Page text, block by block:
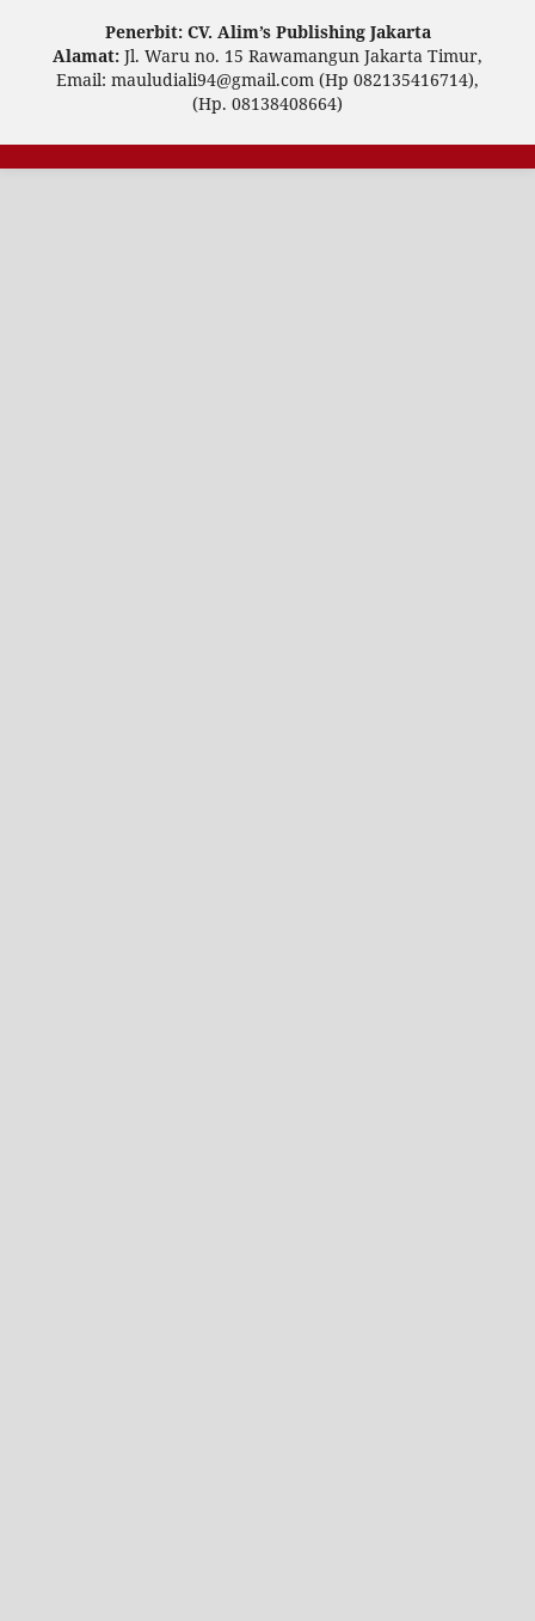
Penerbit: CV. Alim’s Publishing Jakarta
Alamat: Jl. Waru no. 15 Rawamangun Jakarta Timur,
Email: mauludiali94@gmail.com (Hp 082135416714),
(Hp. 08138408664)